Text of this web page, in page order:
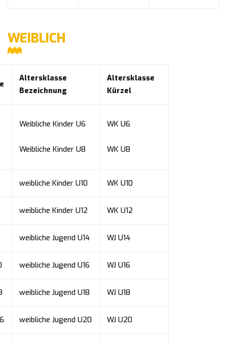
WEIBLICH
Altersklasse
Bezeichnung
Altersklasse
Kürzel
Weibliche Kinder U6
Weibliche Kinder U8
WK U6
WK U8
weibliche Kinder U10 WK U10
weibliche Kinder U12 WK U12
weibliche Jugend U14 WJ U14
weibliche Jugend U16 WJ U16
weibliche Jugend U18 WJ U18
weibliche Jugend U20 WJ U20